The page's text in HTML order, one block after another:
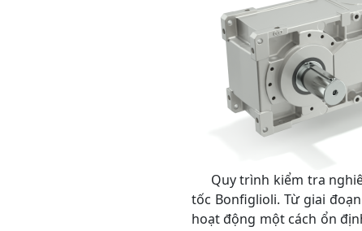
Quy trình kiểm tra
tốc Bonfiglioli. Từ giai
hoạt động một cách ổn